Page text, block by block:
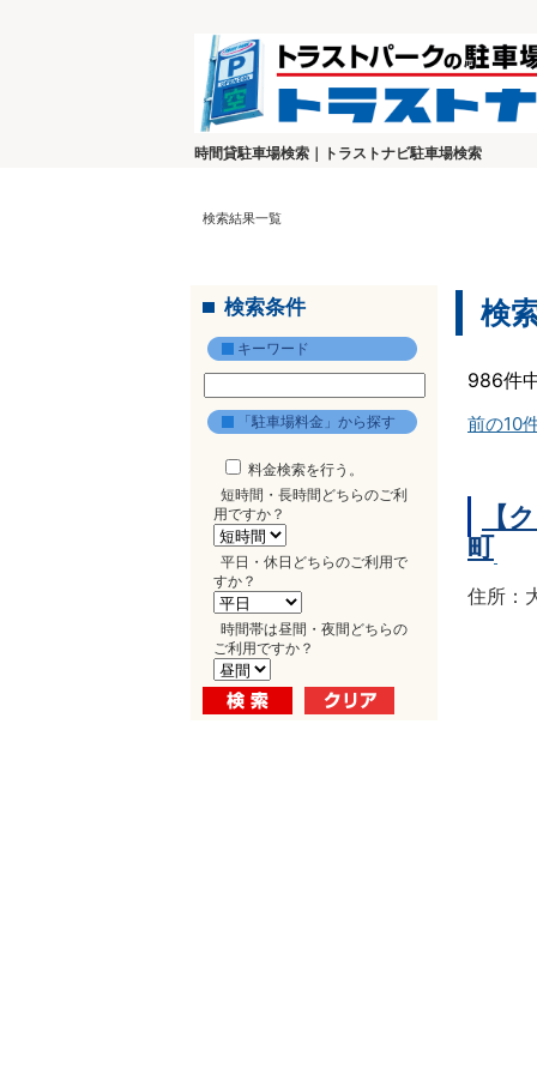
時間貸駐車場検索｜トラストナビ駐車場検索
検索結果一覧
検索条件
キーワード
「駐車場料金」から探す
料金検索を行う。
短時間・長時間どちらのご利
用ですか？
平日・休日どちらのご利用で
すか？
時間帯は昼間・夜間どちらの
ご利用ですか？
検
986件
前の10
【
町
住所：